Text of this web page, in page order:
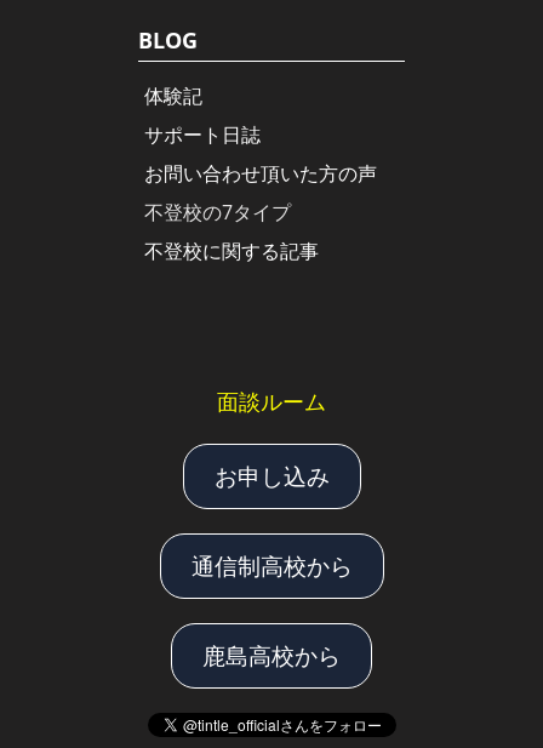
BLOG
体験記
サポート日誌
お問い合わせ頂いた方の声
不登校の7タイプ
不登校に関する記事
面談ルーム
お申し込み
通信制高校から
鹿島高校から